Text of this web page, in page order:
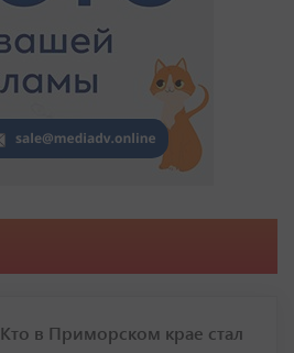
Кто в Приморском крае стал